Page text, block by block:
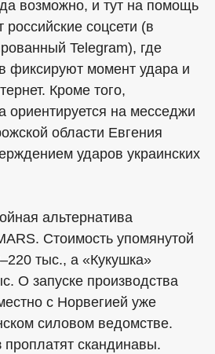
возможно, и тут на помощь
соцсети (в
Telegram), где
фиксируют момент удара и
Кроме того,
ориентируется на месседжи
области Евгения
ударов украинских
альтернатива
Стоимость упомянутой
тыс., а «Кукушка»
О запуске производства
с Норвегией уже
силовом ведомстве.
проплатят скандинавы.